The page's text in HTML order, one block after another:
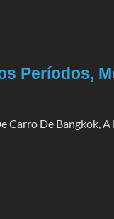
Períodos,
De Bangkok,